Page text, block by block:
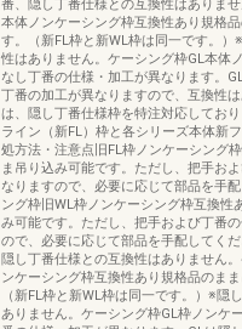
番、隠し丁番仕様との互換性はありま
本体ノンケーシング枠互換性あり規格
す。（新FL枠と新WL枠は同一です。）
性はありません。ケーシング枠GL本体
なし丁番の仕様・加工が異なります。
丁番の加工が異なりますので、互換性
は、隠し丁番仕様枠を特注対応してお
ライン（新FL）枠と各シリーズ本体新
処方法・注意点旧FL枠ノンケーシング
ま吊り込み可能です。ただし、把手お
なりますので、必要に応じて部品を手
ング枠旧WL枠ノンケーシング枠互換性
み可能です。ただし、把手および丁番
ので、必要に応じて部品を手配してくだ
隠し丁番仕様との互換性はありません
ンケーシング枠互換性あり規格品のまま
（新FL枠と新WL枠は同一です。）※隠
ありません。ケーシング枠GL枠ノンケ